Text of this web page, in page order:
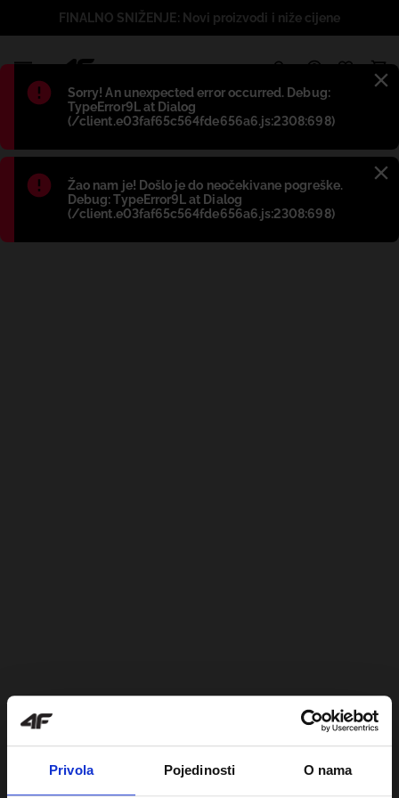
Privola Pojedinosti O nama
Błąd:
Sorry! An unexpected error occurred. Debug:
TypeError9L at Dialog
(/client.e03faf65c564fde656a6.js:2308:698)
Błąd:
Žao nam je! Došlo je do neočekivane pogreške.
Debug: TypeError9L at Dialog
(/client.e03faf65c564fde656a6.js:2308:698)
FINALNO SNIŽENJE: Novi proizvodi i niže cijene